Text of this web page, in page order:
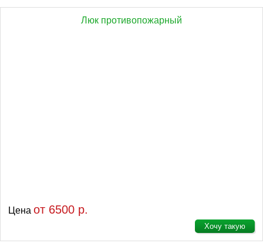
Люк противопожарный
Цена от 6500 р.
Хочу такую